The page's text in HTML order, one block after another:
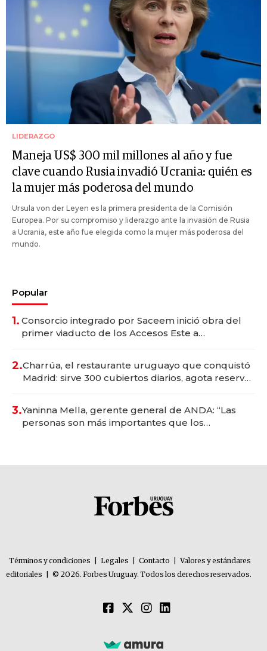
LIDERAZGO
Maneja US$ 300 mil millones al año y fue
clave cuando Rusia invadió Ucrania: quién es
la mujer más poderosa del mundo
Ursula von der Leyen es la primera presidenta de la Comisión
Europea. Por su compromiso y liderazgo ante la invasión de Rusia
a Ucrania, este año fue elegida como la mujer más poderosa del
mundo.
Popular
1. Consorcio integrado por Saceem inició obra del
primer viaducto de los Accesos Este a
2.Charrúa, el restaurante uruguayo que conquistó
Madrid: sirve 300 cubiertos diarios, agota reservas
3.Yaninna Mella, gerente general de ANDA: “Las
personas son más importantes que los
Términos y condiciones Legales Contacto
Valores y estándares
editoriales
© 2026. Forbes Uruguay. Todos los derechos reservados.